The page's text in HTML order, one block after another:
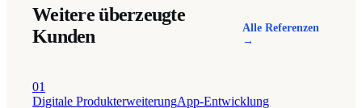
Weitere überzeugte
Kunden
Alle Referenzen
→
01
Digitale ProdukterweiterungApp-Entwicklung